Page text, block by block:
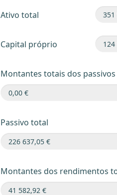
Ativo total
Capital próprio
Montantes totais dos
Passivo total
Montantes dos rendimentos